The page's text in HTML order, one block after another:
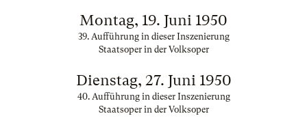
Montag, 19. Juni 1950
39. Aufführung in dieser Inszenierung
Staatsoper in der Volksoper
Dienstag, 27. Juni 1950
40. Aufführung in dieser Inszenierung
Staatsoper in der Volksoper